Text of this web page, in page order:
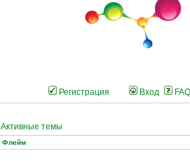
Регистрация Вход FAQ
Активные темы
Флейм